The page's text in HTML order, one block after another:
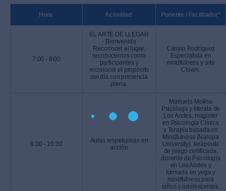
Hora Actividad Ponente / Facilitador*
7:00 - 8:00
EL ARTE DE LLEGAR
- Bienvenida
Reconocer el lugar,
reconocernos como
participantes y
reconocer el propósito
del día con presencia
plena.
Camilo Rodríguez
Especialista en
mindfulness y arte
Clown.
8:00 - 10:30
Aulas respetuosas en
acción
Manuela Molina
Psicóloga y literata de
Los Andes, magister
en Psicología Clínica
y Terapia basada en
Mindfulness (Naropa
University), terapeuta
de juego certificada,
docente de Psicología
en Los Andes y
formada en yoga y
mindfulness para
niños y adolescentes.